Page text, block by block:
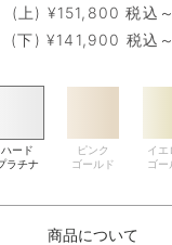
(上) ¥151,800 税込～
(下) ¥141,900 税込～
商品について